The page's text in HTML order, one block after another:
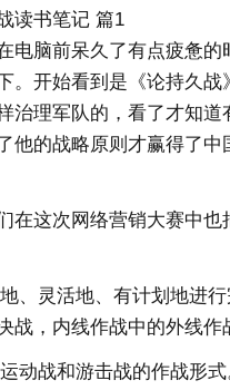
书笔记 篇1
电脑前呆久了有点疲惫的
。开始看到是《论持久战
治理军队的，看了才知道
他的战略原则才赢得了中
在这次网络营销大赛中也
、灵活地、有计划地进
战，内线作战中的外线作
动战和游击战的作战形